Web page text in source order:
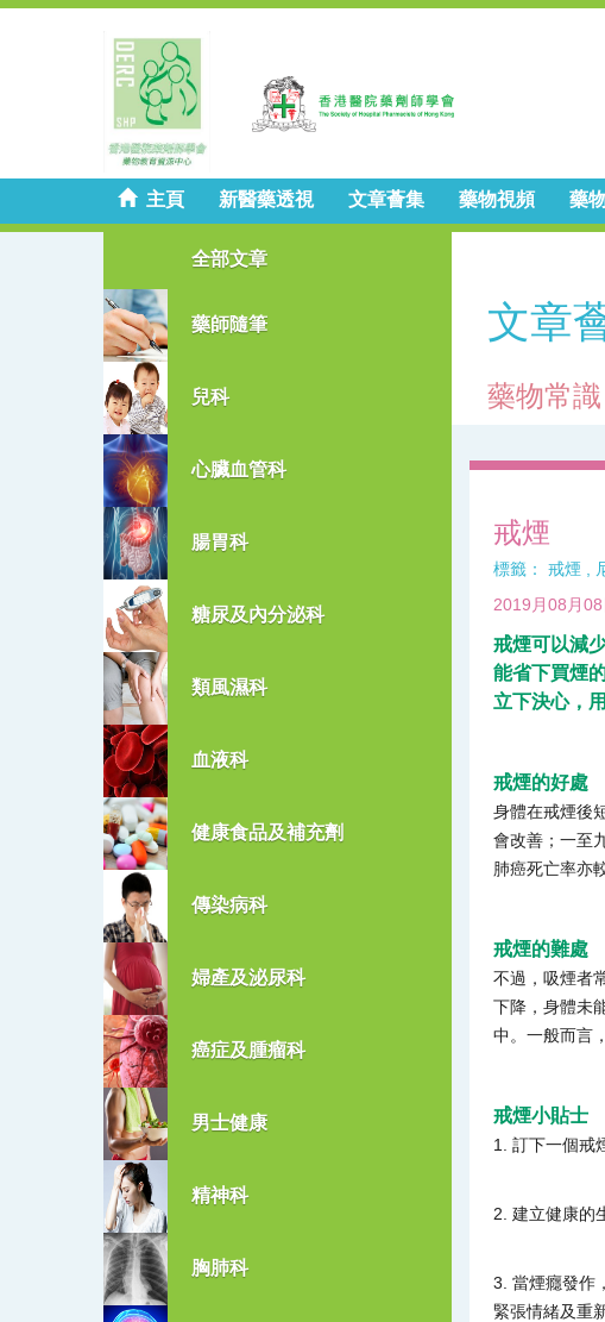
主頁 新醫藥透視 文章薈集 藥物視頻 藥
全部文章
藥師隨筆
兒科
心臟血管科
腸胃科
糖尿及內分泌科
類風濕科
血液科
健康食品及補充劑
傳染病科
婦產及泌尿科
癌症及腫瘤科
男士健康
精神科
胸肺科
文章
藥物常識
戒煙
標籤： 戒煙
2019月08月
戒煙可以減
能省下買煙
立下決心，
戒煙的好處
身體在戒煙後
會改善；一至
肺癌死亡率亦
戒煙的難處
不過，吸煙者
下降，身體未
中。一般而言
戒煙小貼士
1. 訂下一個戒
2. 建立健康的
3. 當煙癮發作
緊張情緒及重